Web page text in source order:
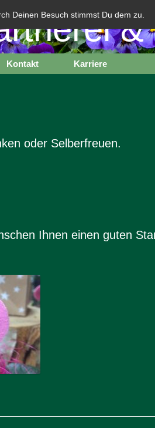
Deinen Besuch stimmst Du dem zu.
&
Kontakt Karriere
oder Selberfreuen.
Ihnen einen guten